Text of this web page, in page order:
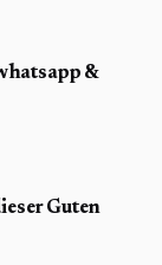
&
Guten